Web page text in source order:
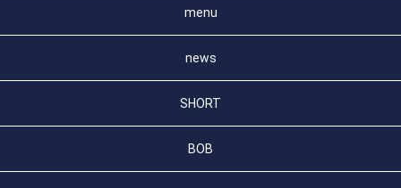
menu
news
SHORT
BOB